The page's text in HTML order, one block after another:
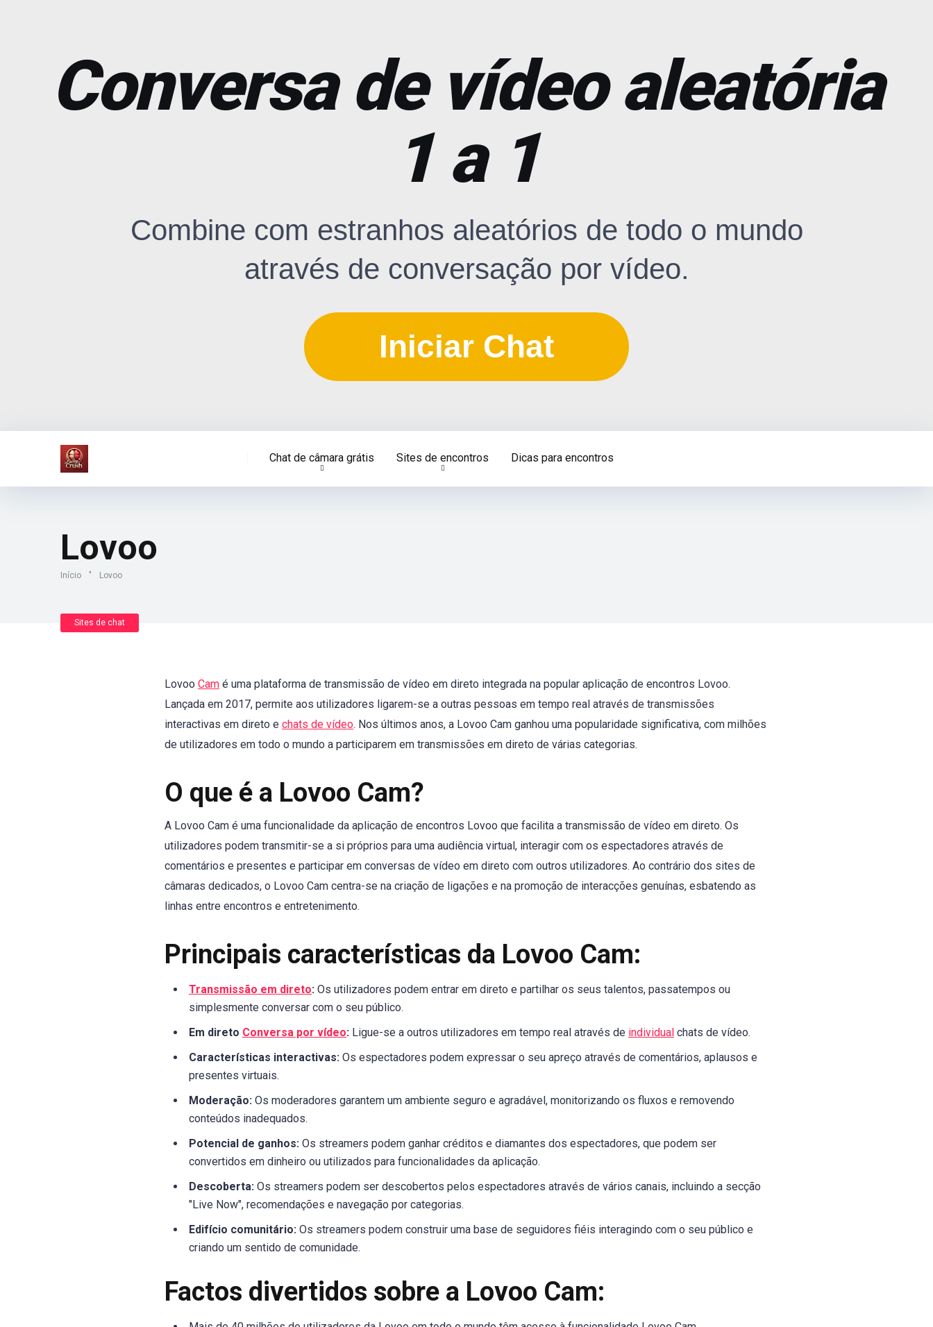
Conversa de vídeo aleatória
1 a 1
Combine com estranhos aleatórios de todo o mundo
através de conversação por vídeo.
Iniciar Chat
Chat de câmara grátis Sites de encontros Dicas para encontros
Lovoo
Início " Lovoo
Sites de chat
Lovoo Cam é uma plataforma de transmissão de vídeo em direto integrada na popular aplicação de encontros Lovoo.
Lançada em 2017, permite aos utilizadores ligarem-se a outras pessoas em tempo real através de transmissões
interactivas em direto e chats de vídeo. Nos últimos anos, a Lovoo Cam ganhou uma popularidade significativa, com milhões
de utilizadores em todo o mundo a participarem em transmissões em direto de várias categorias.
O que é a Lovoo Cam?
A Lovoo Cam é uma funcionalidade da aplicação de encontros Lovoo que facilita a transmissão de vídeo em direto. Os
utilizadores podem transmitir-se a si próprios para uma audiência virtual, interagir com os espectadores através de
comentários e presentes e participar em conversas de vídeo em direto com outros utilizadores. Ao contrário dos sites de
câmaras dedicados, o Lovoo Cam centra-se na criação de ligações e na promoção de interacções genuínas, esbatendo as
linhas entre encontros e entretenimento.
Principais características da Lovoo Cam:
Transmissão em direto: Os utilizadores podem entrar em direto e partilhar os seus talentos, passatempos ou
simplesmente conversar com o seu público.
Em direto Conversa por vídeo: Ligue-se a outros utilizadores em tempo real através de individual chats de vídeo.
Características interactivas: Os espectadores podem expressar o seu apreço através de comentários, aplausos e
presentes virtuais.
Moderação: Os moderadores garantem um ambiente seguro e agradável, monitorizando os fluxos e removendo
conteúdos inadequados.
Potencial de ganhos: Os streamers podem ganhar créditos e diamantes dos espectadores, que podem ser
convertidos em dinheiro ou utilizados para funcionalidades da aplicação.
Descoberta: Os streamers podem ser descobertos pelos espectadores através de vários canais, incluindo a secção
"Live Now", recomendações e navegação por categorias.
Edifício comunitário: Os streamers podem construir uma base de seguidores fiéis interagindo com o seu público e
criando um sentido de comunidade.
Factos divertidos sobre a Lovoo Cam: